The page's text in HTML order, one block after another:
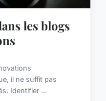
les blogs
il ne suffit pas
Identifier ...